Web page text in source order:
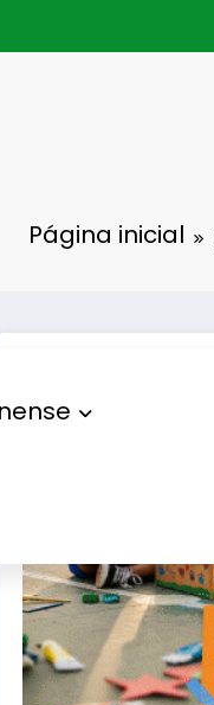
Página inicial